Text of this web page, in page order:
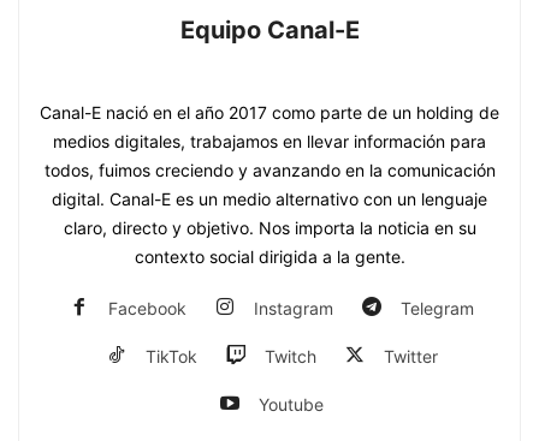
Equipo Canal-E
Canal-E nació en el año 2017 como parte de un holding de
medios digitales, trabajamos en llevar información para
todos, fuimos creciendo y avanzando en la comunicación
digital. Canal-E es un medio alternativo con un lenguaje
claro, directo y objetivo. Nos importa la noticia en su
contexto social dirigida a la gente.
Facebook Instagram Telegram
TikTok Twitch Twitter
Youtube